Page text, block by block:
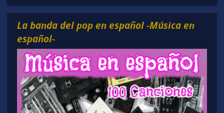
La banda del pop en español -Música en
español-